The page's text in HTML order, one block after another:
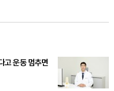
고 운동 멈추면